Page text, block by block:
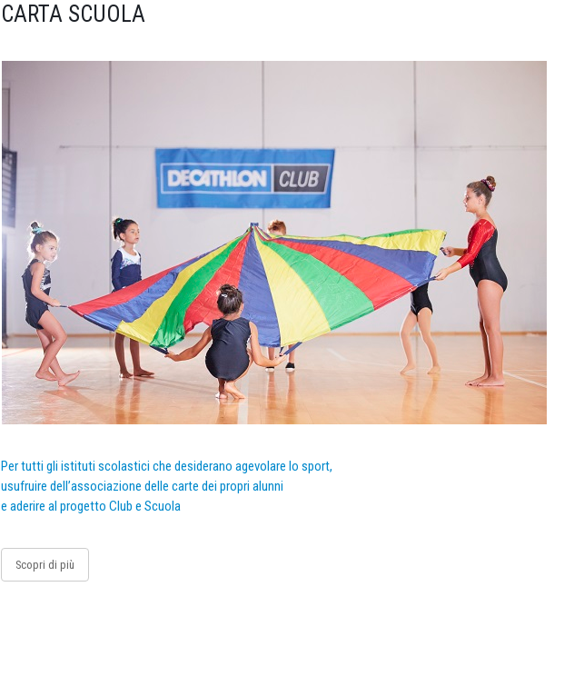
CARTA SCUOLA
Per tutti gli istituti scolastici che desiderano agevolare lo sport,
usufruire dell’associazione delle carte dei propri alunni
e aderire al progetto Club e Scuola
Scopri di più